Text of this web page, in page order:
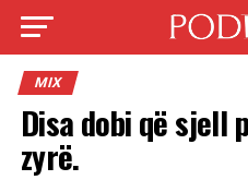
MIX
Disa dobi që sjell
zyrë.